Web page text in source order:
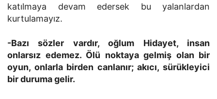
katılmaya devam edersek bu yalanlardan
kurtulamayız.
-Bazı sözler vardır, oğlum Hidayet, insan
onlarsız edemez. Ölü noktaya gelmiş olan bir
oyun, onlarla birden canlanır; akıcı, sürükleyici
bir duruma gelir.